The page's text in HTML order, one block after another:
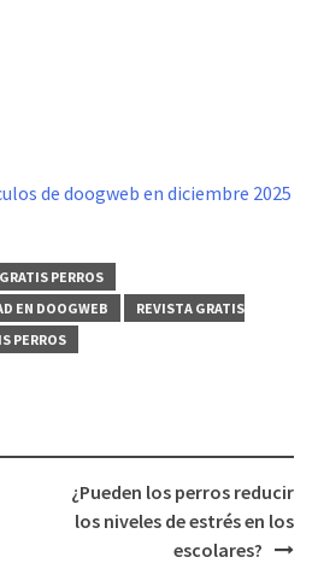
de doogweb en diciembre 2025
PERROS
EN DOOGWEB
REVISTA GRATIS
PERROS
¿Pueden los perros reducir
los niveles de estrés en los
escolares?